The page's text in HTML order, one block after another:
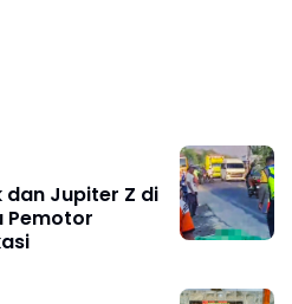
dan Jupiter Z di
Pemotor